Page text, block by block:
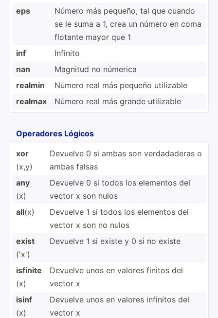
eps
Número más pequeño, tal que cuando
se le suma a 1, crea un número en coma
flotante mayor que 1
inf
Infinito
nan
Magnitud no númerica
realmin
Número real más pequeño utilizable
realmax
Número real más grande utilizable
Operadores Lógicos
xor
(x,y)
Devuelve 0 si ambas son verdad­aderas o
ambas falsas
any
(x)
Devuelve 0 si todos los elementos del
vector x son nulos
all(x)
Devuelve 1 si todos los elementos del
vector x son no nulos
exist
('x')
Devuelve 1 si existe y 0 si no existe
isfinite
(x)
Devuelve unos en valores finitos del
vector x
isinf
(x)
Devuelve unos en valores infinitos del
vector x